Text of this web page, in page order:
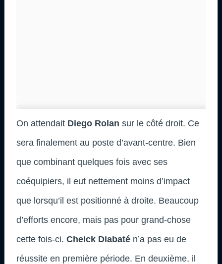
On attendait Diego Rolan sur le côté droit. Ce
sera finalement au poste d’avant-centre. Bien
que combinant quelques fois avec ses
coéquipiers, il eut nettement moins d’impact
que lorsqu’il est positionné à droite. Beaucoup
d’efforts encore, mais pas pour grand-chose
cette fois-ci. Cheick Diabaté n’a pas eu de
réussite en première période. En deuxième, il